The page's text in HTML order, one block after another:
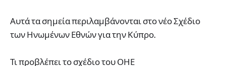
Αυτά τα σημεία περιλαμβάνονται στο νέο Σχέδιο
των Ηνωμένων Εθνών για την Κύπρο.
Τι προβλέπει το σχέδιο του ΟΗΕ